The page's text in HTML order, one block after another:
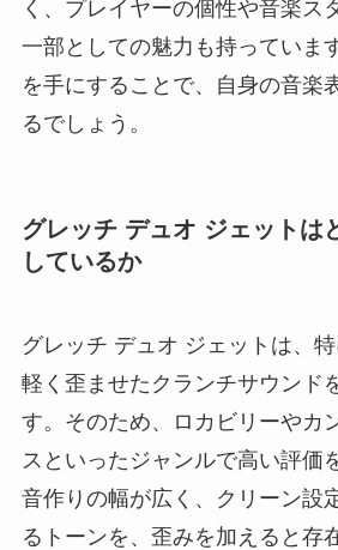
く、プレイヤーの個性や音楽ス
一部としての魅力も持っていま
を手にすることで、自身の音楽
るでしょう。
グレッチ デュオ ジェットは
しているか
グレッチ デュオ ジェットは、
軽く歪ませたクランチサウンド
す。そのため、ロカビリーやカ
スといったジャンルで高い評価
音作りの幅が広く、クリーン設
るトーンを、歪みを加えると存